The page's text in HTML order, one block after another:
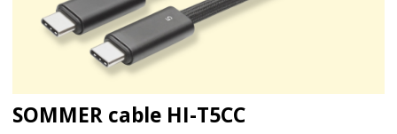
SOMMER cable HI-T5CC